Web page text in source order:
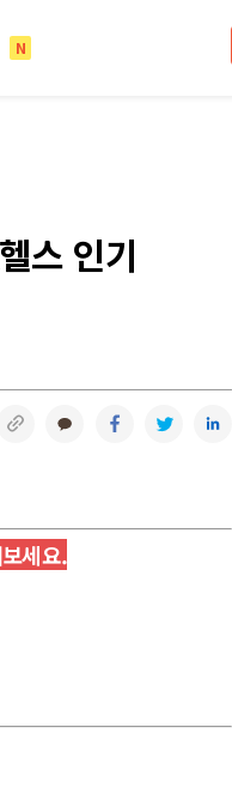
N
스 인기
링크복사 카카오톡 페이스북 트위터
세요.